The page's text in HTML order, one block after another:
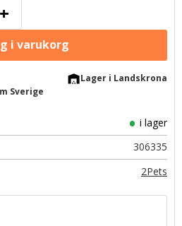
+
warehouseLager i Landskrona
Sverige
i lager
306335
2Pets